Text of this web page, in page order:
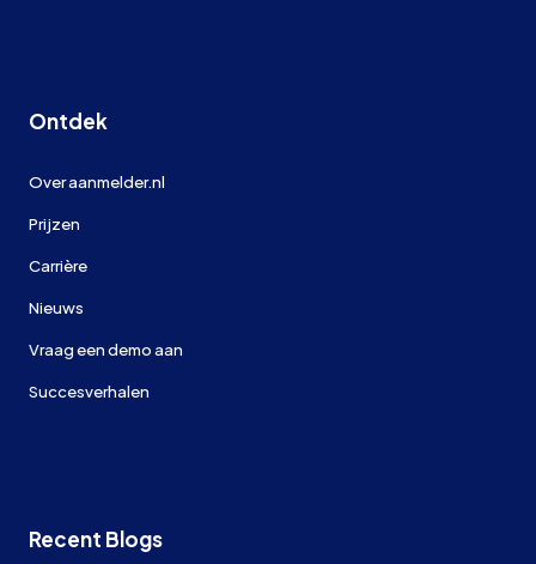
Ontdek
Over aanmelder.nl
Prijzen
Carrière
Nieuws
Vraag een demo aan
Succesverhalen
Recent Blogs